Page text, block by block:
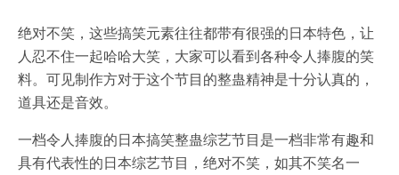
绝对不笑，这些搞笑元素往往都带有很强的日本特色，让
人忍不住一起哈哈大笑，大家可以看到各种令人捧腹的笑
料。可见制作方对于这个节目的整蛊精神是十分认真的，
道具还是音效。
一档令人捧腹的日本搞笑整蛊综艺节目是一档非常有趣和
具有代表性的日本综艺节目，绝对不笑，如其不笑名一